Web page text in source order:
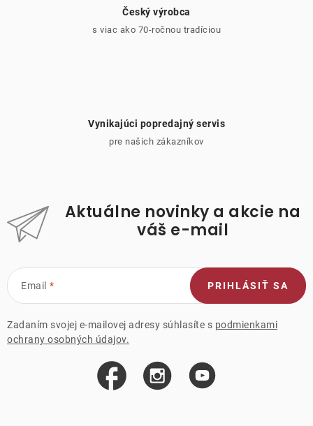
Český výrobca
s viac ako 70-ročnou tradíciou
Vynikajúci popredajný servis
pre našich zákazníkov
Aktuálne novinky a akcie na
váš e-mail
Email
Zadaním svojej e-mailovej adresy súhlasíte s podmienkami
ochrany osobných údajov.
PRIHLÁSIŤ SA